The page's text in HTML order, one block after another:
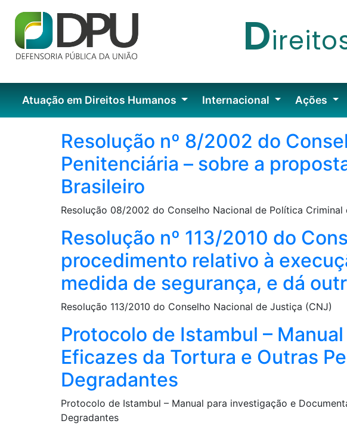
D
Atuação em Direitos Humanos Internacional Ações
Resolução nº 8/2002 do
Penitenciária – sobre a
Brasileiro
Resolução 08/2002 do Conselho Nacional de Política Criminal
Resolução nº 113/2010 do
procedimento relativo à
medida de segurança, e dá
Resolução 113/2010 do Conselho Nacional de Justiça (CNJ)
Protocolo de Istambul –
Eficazes da Tortura e Outras
Degradantes
Protocolo de Istambul – Manual para investigação e
Degradantes